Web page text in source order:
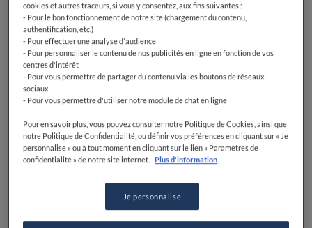
cookies et autres traceurs, si vous y consentez, aux fins suivantes :
- Pour le bon fonctionnement de notre site (chargement du contenu,
authentification, etc.)
- Pour effectuer une analyse d'audience
- Pour personnaliser le contenu de nos publicités en ligne en fonction de vos
centres d'intérêt
- Pour vous permettre de partager du contenu via les boutons de réseaux
sociaux
- Pour vous permettre d'utiliser notre module de chat en ligne
Pour en savoir plus, vous pouvez consulter notre Politique de Cookies, ainsi que
notre Politique de Confidentialité, ou définir vos préférences en cliquant sur « Je
personnalise » ou à tout moment en cliquant sur le lien « Paramètres de
confidentialité » de notre site internet.
Plus d'information
Je personnalise